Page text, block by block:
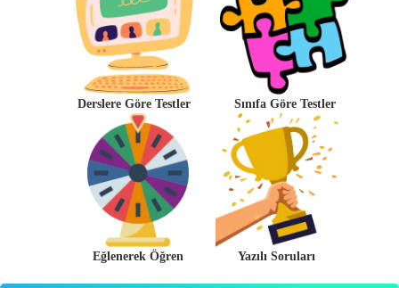
Derslere Göre Testler Sınıfa Göre Testler
Eğlenerek Öğren Yazılı Soruları